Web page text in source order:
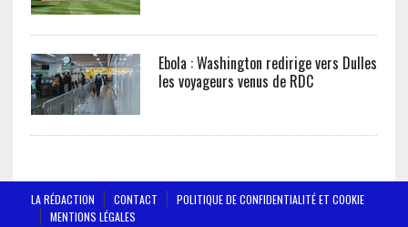
Ebola : Washington redirige vers Dulles
les voyageurs venus de RDC
LA RÉDACTION CONTACT
POLITIQUE DE CONFIDENTIALITÉ ET COOKIE
MENTIONS LÉGALES